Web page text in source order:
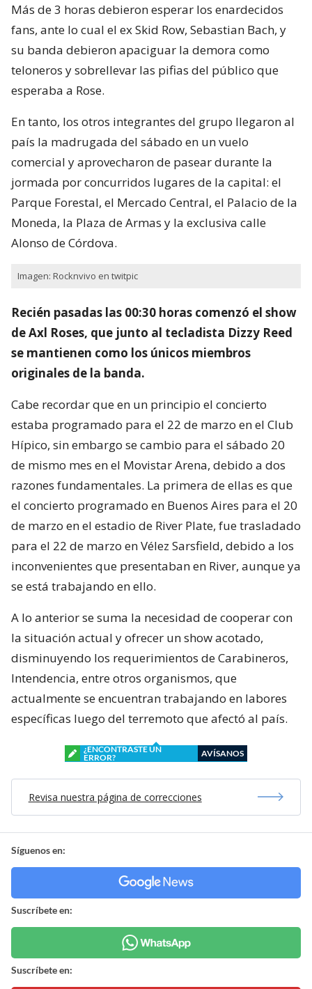
Más de 3 horas debieron esperar los enardecidos
fans, ante lo cual el ex Skid Row, Sebastian Bach, y
su banda debieron apaciguar la demora como
teloneros y sobrellevar las pifias del público que
esperaba a Rose.
En tanto, los otros integrantes del grupo llegaron al
país la madrugada del sábado en un vuelo
comercial y aprovecharon de pasear durante la
jormada por concurridos lugares de la capital: el
Parque Forestal, el Mercado Central, el Palacio de la
Moneda, la Plaza de Armas y la exclusiva calle
Alonso de Córdova.
Imagen: Rocknvivo en twitpic
Recién pasadas las 00:30 horas comenzó el show
de Axl Roses, que junto al tecladista Dizzy Reed
se mantienen como los únicos miembros
originales de la banda.
Cabe recordar que en un principio el concierto
estaba programado para el 22 de marzo en el Club
Hípico, sin embargo se cambio para el sábado 20
de mismo mes en el Movistar Arena, debido a dos
razones fundamentales. La primera de ellas es que
el concierto programado en Buenos Aires para el 20
de marzo en el estadio de River Plate, fue trasladado
para el 22 de marzo en Vélez Sarsfield, debido a los
inconvenientes que presentaban en River, aunque ya
se está trabajando en ello.
A lo anterior se suma la necesidad de cooperar con
la situación actual y ofrecer un show acotado,
disminuyendo los requerimientos de Carabineros,
Intendencia, entre otros organismos, que
actualmente se encuentran trabajando en labores
específicas luego del terremoto que afectó al país.
¿ENCONTRASTE UN
ERROR?
AVÍSANOS
Revisa nuestra página de correcciones
Síguenos en:
Suscríbete en:
Suscríbete en: